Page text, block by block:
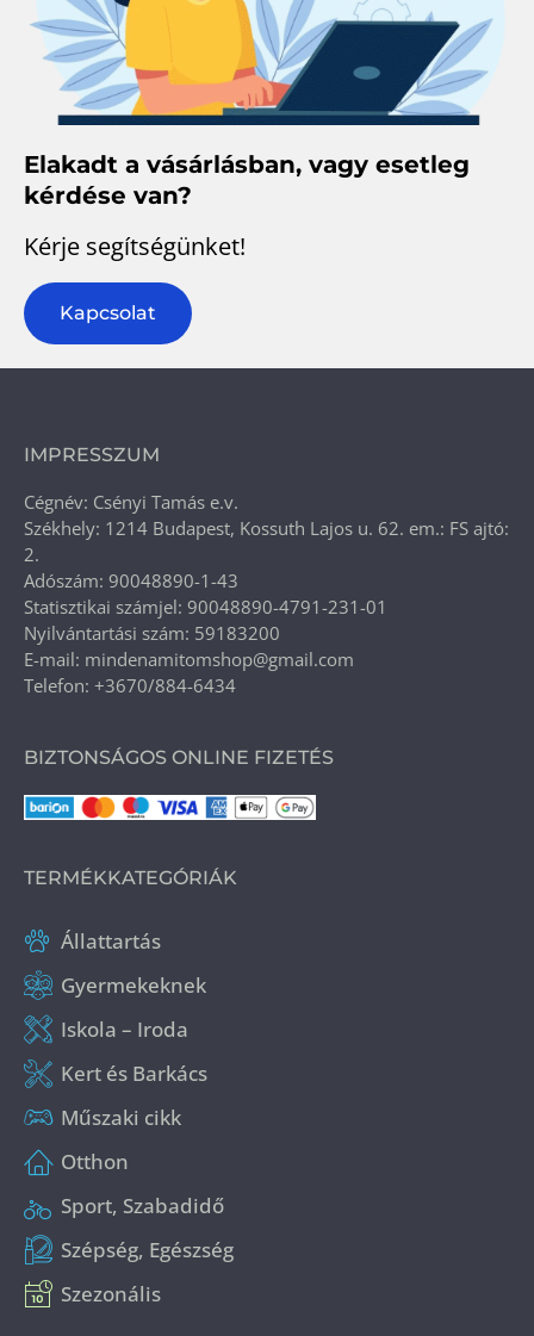
Elakadt a vásárlásban, vagy esetleg
kérdése van?
Kérje segítségünket!
Kapcsolat
IMPRESSZUM
Cégnév: Csényi Tamás e.v.
Székhely: 1214 Budapest, Kossuth Lajos u. 62. em.: FS ajtó:
2.
Adószám: 90048890-1-43
Statisztikai számjel: 90048890-4791-231-01
Nyilvántartási szám: 59183200
E-mail: mindenamitomshop@gmail.com
Telefon: +3670/884-6434
BIZTONSÁGOS ONLINE FIZETÉS
TERMÉKKATEGÓRIÁK
Állattartás
Gyermekeknek
Iskola – Iroda
Kert és Barkács
Műszaki cikk
Otthon
Sport, Szabadidő
Szépség, Egészség
Szezonális